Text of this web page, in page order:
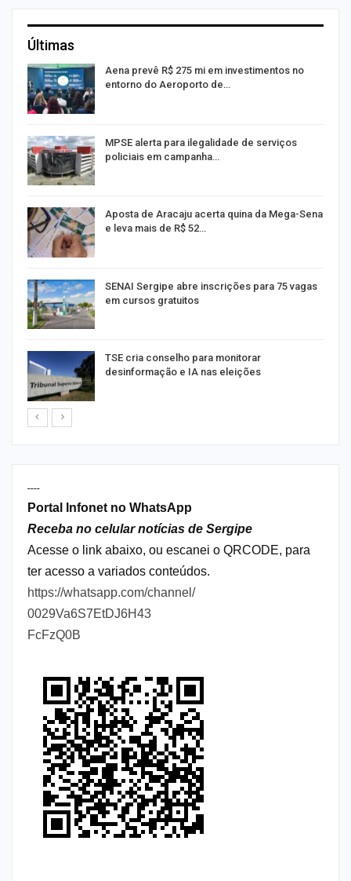
Últimas
Aena prevê R$ 275 mi em investimentos no
entorno do Aeroporto de…
MPSE alerta para ilegalidade de serviços
policiais em campanha…
Aposta de Aracaju acerta quina da Mega-Sena
e leva mais de R$ 52…
SENAI Sergipe abre inscrições para 75 vagas
em cursos gratuitos
TSE cria conselho para monitorar
desinformação e IA nas eleições
----
Portal Infonet no WhatsApp
Receba no celular notícias de Sergipe
Acesse o link abaixo, ou escanei o QRCODE, para
ter acesso a variados conteúdos.
https://whatsapp.com/channel/
0029Va6S7EtDJ6H43
FcFzQ0B